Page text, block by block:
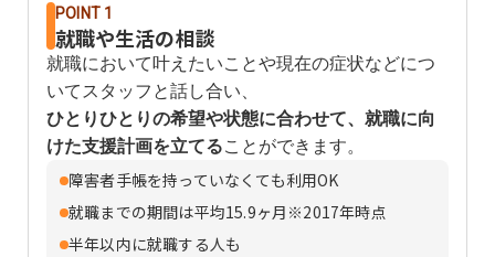
POINT 1
就職や生活の相談
就職において叶えたいことや現在の症状などにつ
いてスタッフと話し合い、
ひとりひとりの希望や状態に合わせて、就職に向
けた支援計画を立てることができます。
障害者手帳を持っていなくても利用OK
就職までの期間は平均15.9ヶ月※2017年時点
半年以内に就職する人も